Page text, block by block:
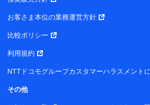
当社または株式会社NTTドコモ・フィナ
の個人データ
基本情報
性、連絡先、dポイントサービスのご利用
所、dポイント残高、dポイント利用履歴な
お客さま本位の業務運営方針
比較ポリシー
利用規約
NTTドコモグループカスタマーハラスメント
その他